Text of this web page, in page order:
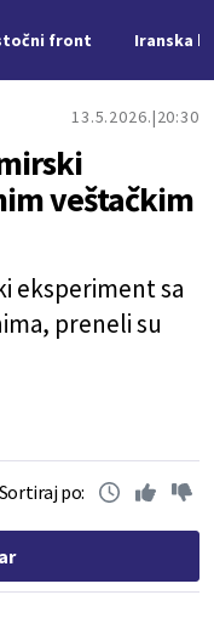
front Iranska
13.5.2026. 20:30
veštačkim
eksperiment sa
preneli su
Sortiraj po: